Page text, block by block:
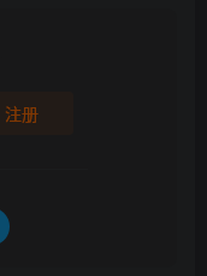
注册